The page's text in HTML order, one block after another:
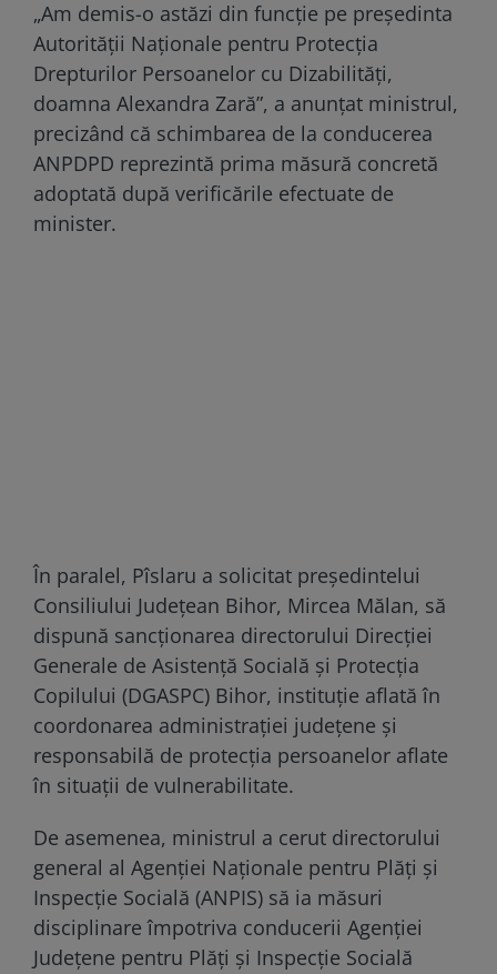
„Am demis-o astăzi din funcție pe președinta
Autorității Naționale pentru Protecția
Drepturilor Persoanelor cu Dizabilități,
doamna Alexandra Zară”, a anunțat ministrul,
precizând că schimbarea de la conducerea
ANPDPD reprezintă prima măsură concretă
adoptată după verificările efectuate de
minister.
În paralel, Pîslaru a solicitat președintelui
Consiliului Județean Bihor, Mircea Mălan, să
dispună sancționarea directorului Direcției
Generale de Asistență Socială și Protecția
Copilului (DGASPC) Bihor, instituție aflată în
coordonarea administrației județene și
responsabilă de protecția persoanelor aflate
în situații de vulnerabilitate.
De asemenea, ministrul a cerut directorului
general al Agenției Naționale pentru Plăți și
Inspecție Socială (ANPIS) să ia măsuri
disciplinare împotriva conducerii Agenției
Județene pentru Plăți și Inspecție Socială